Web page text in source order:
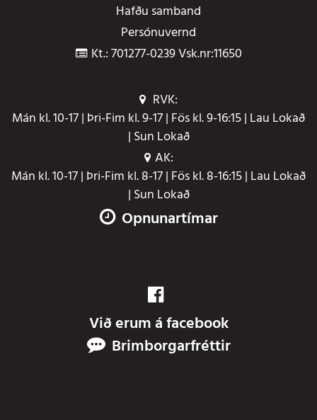
Hafðu samband
Persónuvernd
Kt.: 701277-0239 Vsk.nr:11650
Opnunartímar
RVK:
Mán kl. 10-17 | Þri-Fim kl. 9-17 | Fös kl. 9-16:15 | Lau Lokað
| Sun Lokað
AK:
Mán kl. 10-17 | Þri-Fim kl. 8-17 | Fös kl. 8-16:15 | Lau Lokað
| Sun Lokað
Brimborgarfréttir
Við erum á facebook